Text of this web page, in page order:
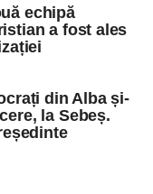
echipă
a fost ales
din Alba și-
la Sebeș.